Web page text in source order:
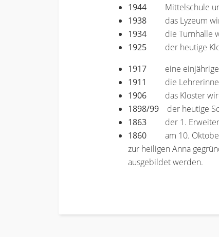
1944 Mittelschule
1938 das Lyzeum
1934 die Turnhalle
1925 der heutige
1917 eine
1911 die
1906 das Kloster
1898/99 der heutige
1863 der 1.
1860
am 10.
zur heiligen Anna
ausgebildet werden.